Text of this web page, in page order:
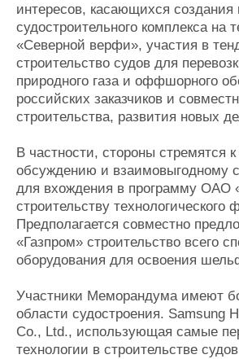
Личности
Словарь
Форум
Все
интересов, касающихся создания
судостроительного комплекса на
«Северной верфи», участия в
строительство судов для
природного газа и оффшорного
российских заказчиков и
строительства, развития новых
В частности, стороны стремятся
обсуждению и взаимовыгодному
для вхождения в программу ОАО
строительству технологического
Предполагается совместно
«Газпром» строительство всего
оборудования для освоения
Участники Меморандума имеют
области судостроения. Samsung
Co., Ltd., использующая самые
технологии в строительстве